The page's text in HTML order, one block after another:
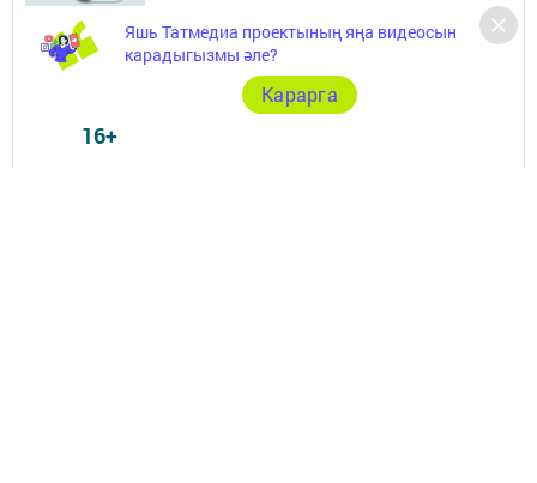
Яшь Татмедиа проектының яңа видеосын
карадыгызмы әле?
Карарга
(843) 222 09 84
16+